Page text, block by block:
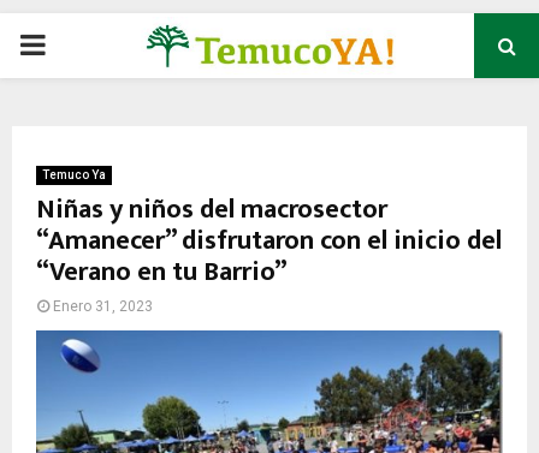
P
M
A
Y
Temuco Ya
Niñas y niños del macrosector
“Amanecer” disfrutaron con el inicio del
“Verano en tu Barrio”
Enero 31, 2023